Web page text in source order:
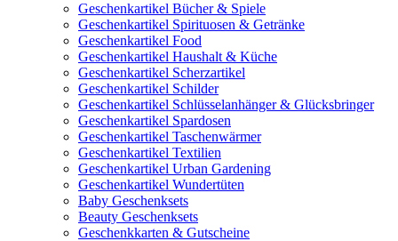
Geschenkartikel Bücher & Spiele
Geschenkartikel Spirituosen & Getränke
Geschenkartikel Food
Geschenkartikel Haushalt & Küche
Geschenkartikel Scherzartikel
Geschenkartikel Schilder
Geschenkartikel Schlüsselanhänger & Glücksbringer
Geschenkartikel Spardosen
Geschenkartikel Taschenwärmer
Geschenkartikel Textilien
Geschenkartikel Urban Gardening
Geschenkartikel Wundertüten
Baby Geschenksets
Beauty Geschenksets
Geschenkkarten & Gutscheine